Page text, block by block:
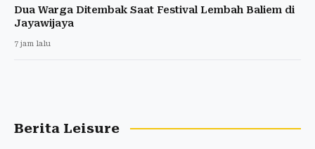
Dua Warga Ditembak Saat Festival Lembah Baliem di
Jayawijaya
7 jam lalu
Berita Leisure